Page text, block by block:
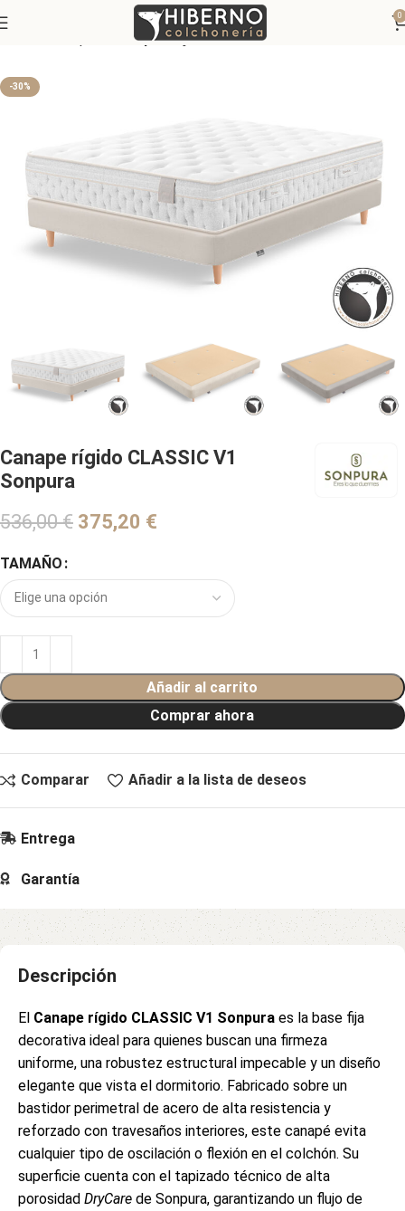
0
Canapés Fijos
-30%
Canape rígido CLASSIC V1
Sonpura
536,00€ €
TAMAÑO
Añadir al carrito
Comprar ahora
Comparar Añadir a la lista de deseos
Entrega
Garantía
Descripción
El Canape rígido CLASSIC V1 Sonpura es la base fija
decorativa ideal para quienes buscan una firmeza
uniforme, una robustez estructural impecable y un diseño
elegante que vista el dormitorio. Fabricado sobre un
bastidor perimetral de acero de alta resistencia y
reforzado con travesaños interiores, este canapé evita
cualquier tipo de oscilación o flexión en el colchón. Su
superficie cuenta con el tapizado técnico de alta
porosidad DryCare de Sonpura, garantizando un flujo de